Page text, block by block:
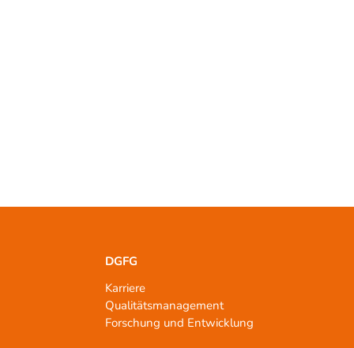
DGFG
Karriere
Qualitätsmanagement
Forschung und Entwicklung